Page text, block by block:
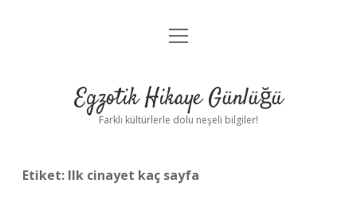
Anasayfa
Yasal Uyarı
menüyü
Egzotik Hikaye Günlüğü
Farklı kültürlerle dolu neşeli bilgiler!
Etiket: Ilk cinayet kaç sayfa